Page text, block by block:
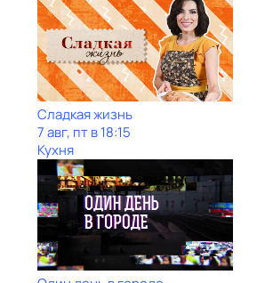
Сладкая жизнь
7 авг, пт в 18:15
Кухня